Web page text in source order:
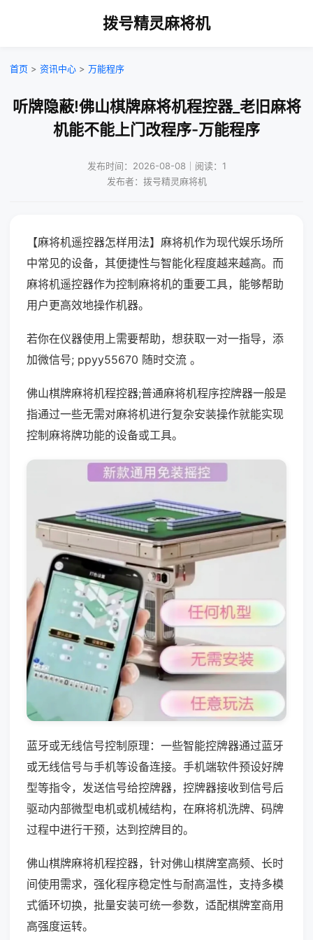
拨号精灵麻将机
首页 > 资讯中心 > 万能程序
听牌隐蔽!佛山棋牌麻将机程控器_老旧麻将
机能不能上门改程序-万能程序
发布时间：2026-08-08｜阅读：1
发布者：拨号精灵麻将机
【麻将机遥控器怎样用法】麻将机作为现代娱乐场所
中常见的设备，其便捷性与智能化程度越来越高。而
麻将机遥控器作为控制麻将机的重要工具，能够帮助
用户更高效地操作机器。
若你在仪器使用上需要帮助，想获取一对一指导，添
加微信号; ppyy55670 随时交流 。
佛山棋牌麻将机程控器;普通麻将机程序控牌器一般是
指通过一些无需对麻将机进行复杂安装操作就能实现
控制麻将牌功能的设备或工具。
蓝牙或无线信号控制原理：一些智能控牌器通过蓝牙
或无线信号与手机等设备连接。手机端软件预设好牌
型等指令，发送信号给控牌器，控牌器接收到信号后
驱动内部微型电机或机械结构，在麻将机洗牌、码牌
过程中进行干预，达到控牌目的。
佛山棋牌麻将机程控器，针对佛山棋牌室高频、长时
间使用需求，强化程序稳定性与耐高温性，支持多模
式循环切换，批量安装可统一参数，适配棋牌室商用
高强度运转。